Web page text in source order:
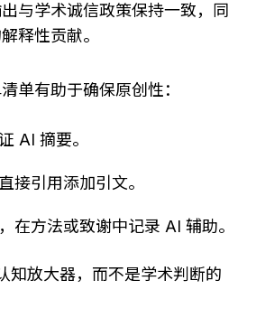
与学术诚信政策保持一致，同
释性贡献。
单有助于确保原创性：
AI 摘要。
接引用添加引文。
在方法或致谢中记录 AI 辅助。
知放大器，而不是学术判断的